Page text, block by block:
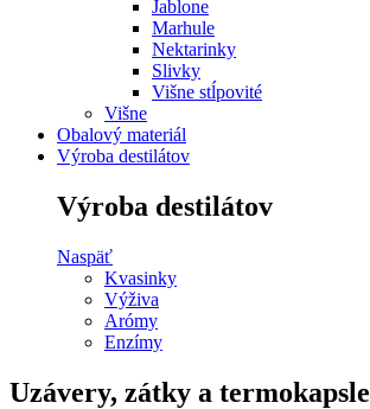
Jablone
Marhule
Nektarinky
Slivky
Višne stĺpovité
Višne
Obalový materiál
Výroba destilátov
Výroba destilátov
Naspäť
Kvasinky
Výživa
Arómy
Enzímy
Uzávery, zátky a termokapsle